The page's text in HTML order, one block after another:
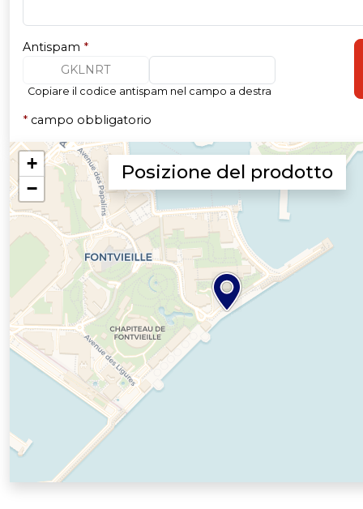
Antispam *
GKLNRT
Copiare il codice antispam nel campo a destra
* campo obbligatorio
Posizione del prodotto